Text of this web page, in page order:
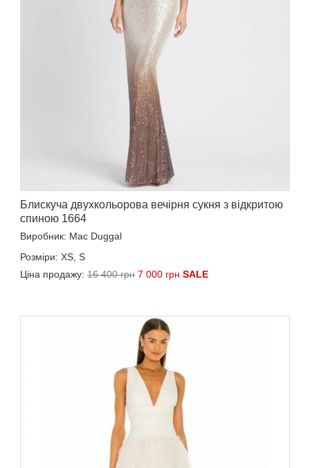
Блискуча двухкольорова вечірня сукня з відкритою
спиною 1664
Виробник: Mac Duggal
Розміри: XS, S
Ціна продажу: 16 400 грн 7 000 грн SALE